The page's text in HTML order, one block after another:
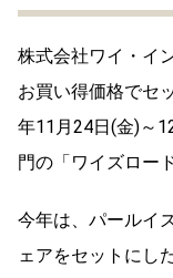
株式会社ワイ・イ
お買い得価格でセ
年11月24日(金)～
門の「ワイズロー
今年は、パールイ
ェアをセットにし